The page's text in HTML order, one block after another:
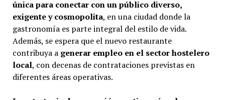
única para conectar con un público diverso,
exigente y cosmopolita, en una ciudad donde la
gastronomía es parte integral del estilo de vida.
Además, se espera que el nuevo restaurante
contribuya a generar empleo en el sector hostelero
local, con decenas de contrataciones previstas en
diferentes áreas operativas.